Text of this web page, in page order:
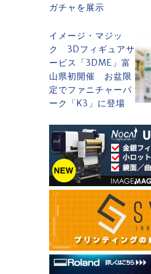
ガチャを展示
イメージ・マジッ
ク 3Dフィギュアサ
ービス「3DME」富
山県初開催 お盆限
定でファニチャーパ
ーク「K3」に登場